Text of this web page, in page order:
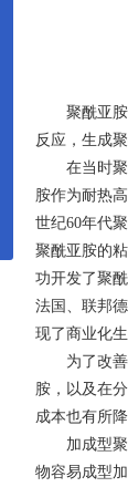
聚酰亚
反应，生成聚
在当时
胺作为耐热
世纪60年代
聚酰亚胺的
功开发了聚
法国、联邦
现了商业化生
为了改
胺，以及在
成本也有所降
加成型
物容易成型